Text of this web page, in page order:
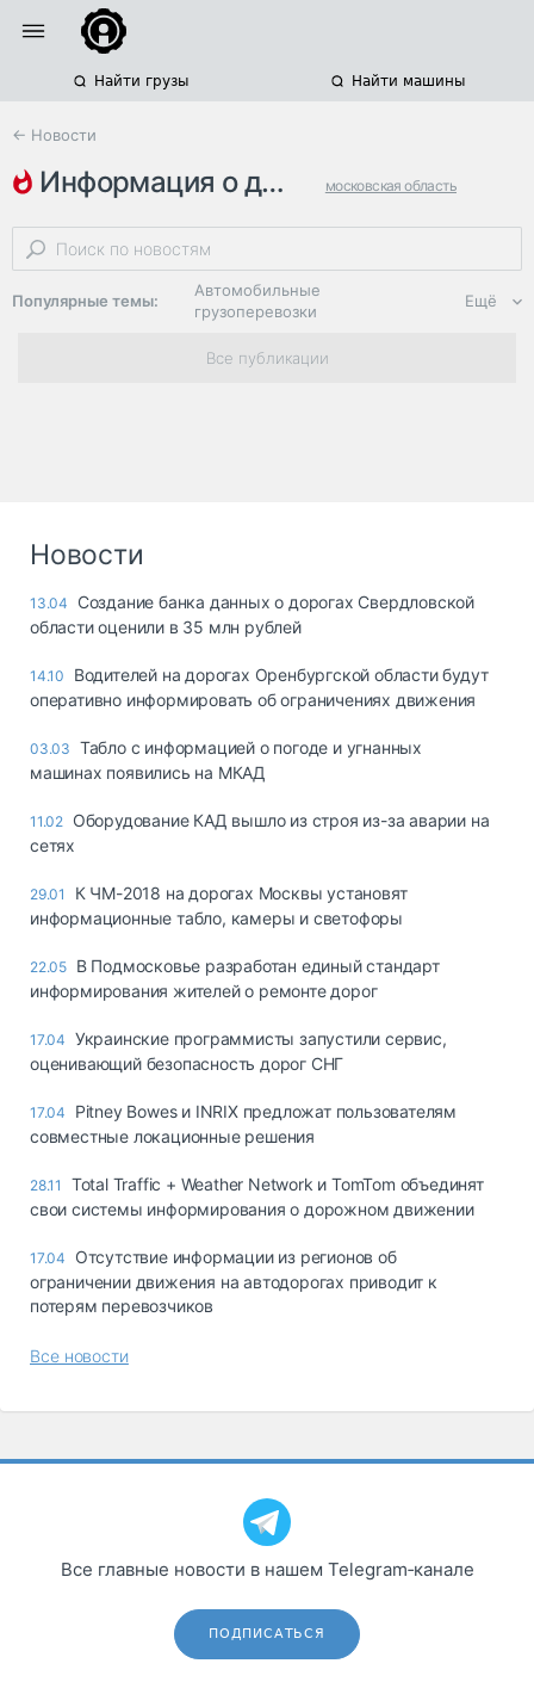
Найти грузы Найти машины
← Новости
информация о дорогах московская область
онлайн-сервисы безопасность дорог
Популярные темы:
Автомобильные
грузоперевозки
Региональная
логистика
опасные грузы
страхование
Склады и
грузовые
Коммерческий
Спецтехника
запчасти, шины
Топливо, масла и
Ещё
Все публикации
Новости
13.04
Создание банка данных о дорогах Свердловской
области оценили в 35 млн рублей
14.10
Водителей на дорогах Оренбургской области будут
оперативно информировать об ограничениях движения
03.03 Табло с информацией о погоде и угнанных
машинах появились на МКАД
11.02 Оборудование КАД вышло из строя из-за аварии на
сетях
29.01
К ЧМ-2018 на дорогах Москвы установят
информационные табло, камеры и светофоры
22.05 В Подмосковье разработан единый стандарт
информирования жителей о ремонте дорог
17.04 Украинские программисты запустили сервис,
оценивающий безопасность дорог СНГ
17.04
Pitney Bowes и INRIX предложат пользователям
совместные локационные решения
28.11
Total Traffic + Weather Network и TomTom объединят
свои системы информирования о дорожном движении
17.04
Отсутствие информации из регионов об
ограничении движения на автодорогах приводит к
потерям перевозчиков
Все новости
Все главные новости в нашем Telegram‑канале
ПОДПИСАТЬСЯ